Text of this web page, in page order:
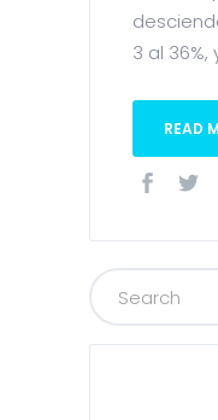
3 al 36%,
READ